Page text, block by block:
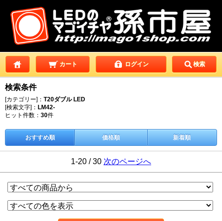
カート ログイン 検索
検索条件
[カテゴリー]： T20ダブル LED
[検索文字]： LM42-
ヒット件数： 30件
おすすめ順 価格順 新着順
1-20 / 30 次のページへ